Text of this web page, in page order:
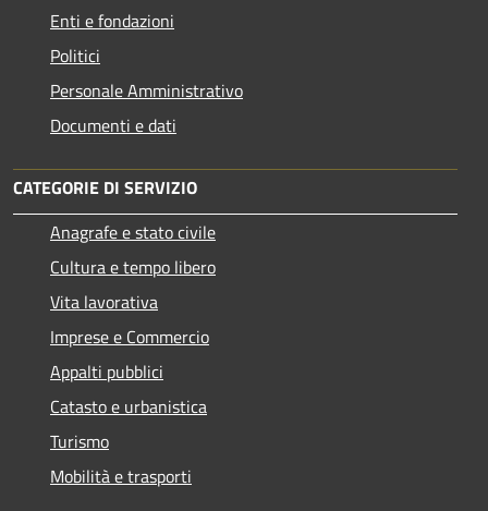
Enti e fondazioni
Politici
Personale Amministrativo
Documenti e dati
CATEGORIE DI SERVIZIO
Anagrafe e stato civile
Cultura e tempo libero
Vita lavorativa
Imprese e Commercio
Appalti pubblici
Catasto e urbanistica
Turismo
Mobilità e trasporti